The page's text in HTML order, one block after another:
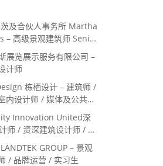
茨及合伙人事务所 Martha
– 高级景观建筑师 Senior
/ 景观建筑师
展览展示服务有限公司 –
计师
栋栖设计 – 建筑师 /
内设计师 / 媒体及公共关
（常年招聘）
Innovation United深
师 / 资深建筑设计师 / 室
GROUP – 景观
/ 品牌运营 / 实习生